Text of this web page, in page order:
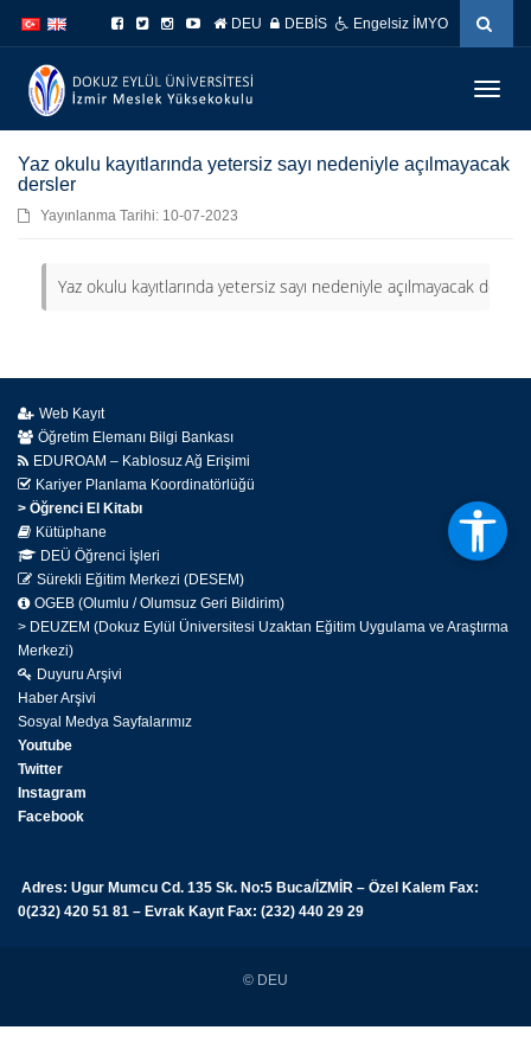
atla
atla
DEU DEBİS Engelsiz İMYO
Yaz okulu kayıtlarında yetersiz sayı nedeniyle açılmayacak
dersler
Yayınlanma Tarihi: 10-07-2023
Yaz okulu kayıtlarında yetersiz sayı nedeniyle açılmayacak
Web Kayıt
Öğretim Elemanı Bilgi Bankası
EDUROAM – Kablosuz Ağ Erişimi
Kariyer Planlama Koordinatörlüğü
> Öğrenci El Kitabı
Kütüphane
DEÜ Öğrenci İşleri
Sürekli Eğitim Merkezi (DESEM)
OGEB (Olumlu / Olumsuz Geri Bildirim)
> DEUZEM (Dokuz Eylül Üniversitesi Uzaktan Eğitim Uygulama ve Araştırma
Merkezi)
Duyuru Arşivi
Haber Arşivi
Sosyal Medya Sayfalarımız
Youtube
Twitter
Instagram
Facebook
Adres: Ugur Mumcu Cd. 135 Sk. No:5 Buca/İZMİR – Özel Kalem Fax:
0(232) 420 51 81 – Evrak Kayıt Fax: (232) 440 29 29
© DEU